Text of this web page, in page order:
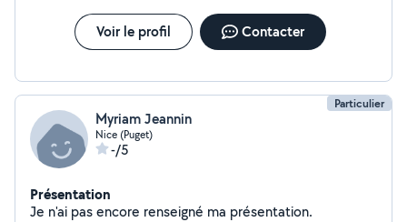
Voir le profil Contacter
Particulier
Myriam Jeannin
Nice (Puget)
-/5
Présentation
Je n'ai pas encore renseigné ma présentation.